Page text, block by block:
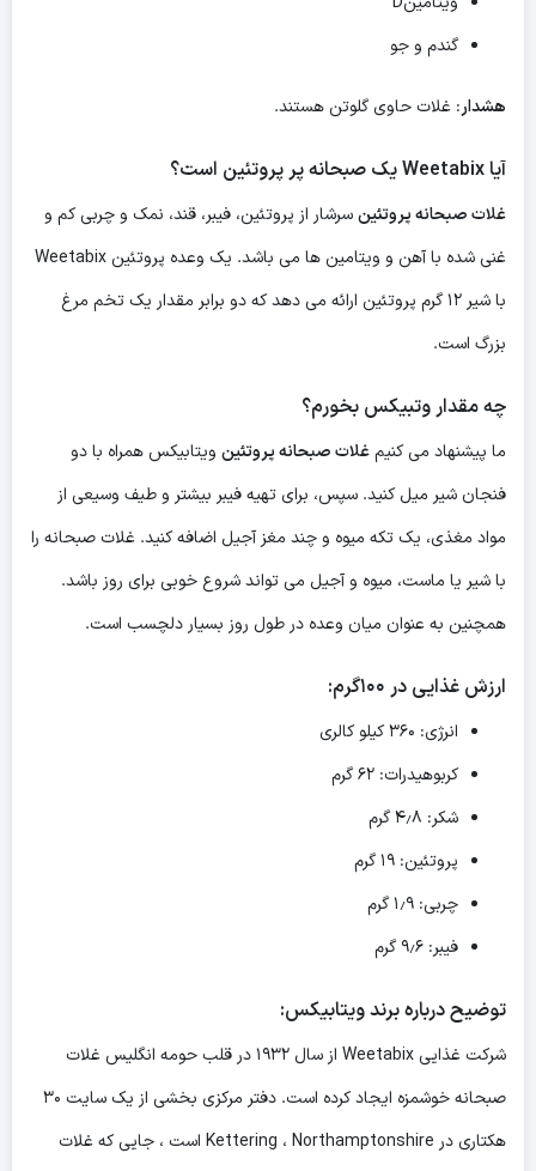
گندم و جو
هشدار: غلات حاوی گلوتن هستند.
آیا Weetabix یک صبحانه پر پروتئین است؟
غلات صبحانه پروتئینسرشار از پروتئین، فیبر، قند، نمک و چربی کم و
غنی شده با آهن و ویتامین ها می باشد. یک وعده پروتئین Weetabix
با شیر ۱۲ گرم پروتئین ارائه می دهد که دو برابر مقدار یک تخم مرغ
بزرگ است.
چه مقدار وتبیکس بخورم؟
ما پیشنهاد می کنیمغلات صبحانه پروتئین ویتابیکس همراه با دو
فنجان شیر میل کنید. سپس، برای تهیه فیبر بیشتر و طیف وسیعی از
مواد مغذی، یک تکه میوه و چند مغز آجیل اضافه کنید. غلات صبحانه را
با شیر یا ماست، میوه و آجیل می تواند شروع خوبی برای روز باشد.
همچنین به عنوان میان وعده در طول روز بسیار دلچسب است.
ارزش غذایی در ۱۰۰گرم:
انرژی: ۳۶۰ کیلو کالری
کربوهیدرات: ۶۲ گرم
شکر: ۴٫۸ گرم
پروتئین: ۱۹ گرم
چربی: ۱٫۹ گرم
فیبر: ۹٫۶ گرم
توضیح درباره برند ویتابیکس:
شرکت غذایی Weetabix از سال ۱۹۳۲ در قلب حومه انگلیس غلات
صبحانه خوشمزه ایجاد کرده است. دفتر مرکزی بخشی از یک سایت ۳۰
هکتاری در Kettering ، Northamptonshire است ، جایی که غلات